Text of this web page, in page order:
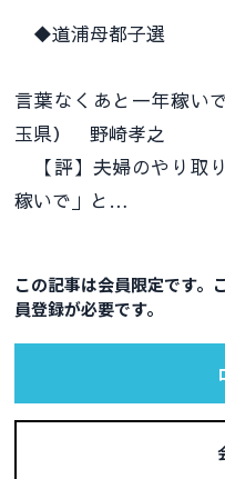
◆道浦母都子選
言葉なくあと一年稼い
玉県） 野崎孝之
【評】夫婦のやり取
稼いで」と…
この記事は会員限定です。
員登録が必要です。